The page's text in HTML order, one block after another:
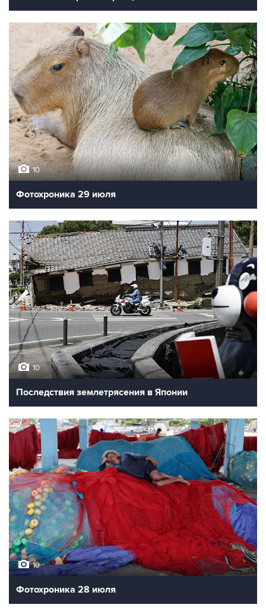
10
Фотохроника 29 июля
10
Последствия землетрясения в Японии
10
Фотохроника 28 июля